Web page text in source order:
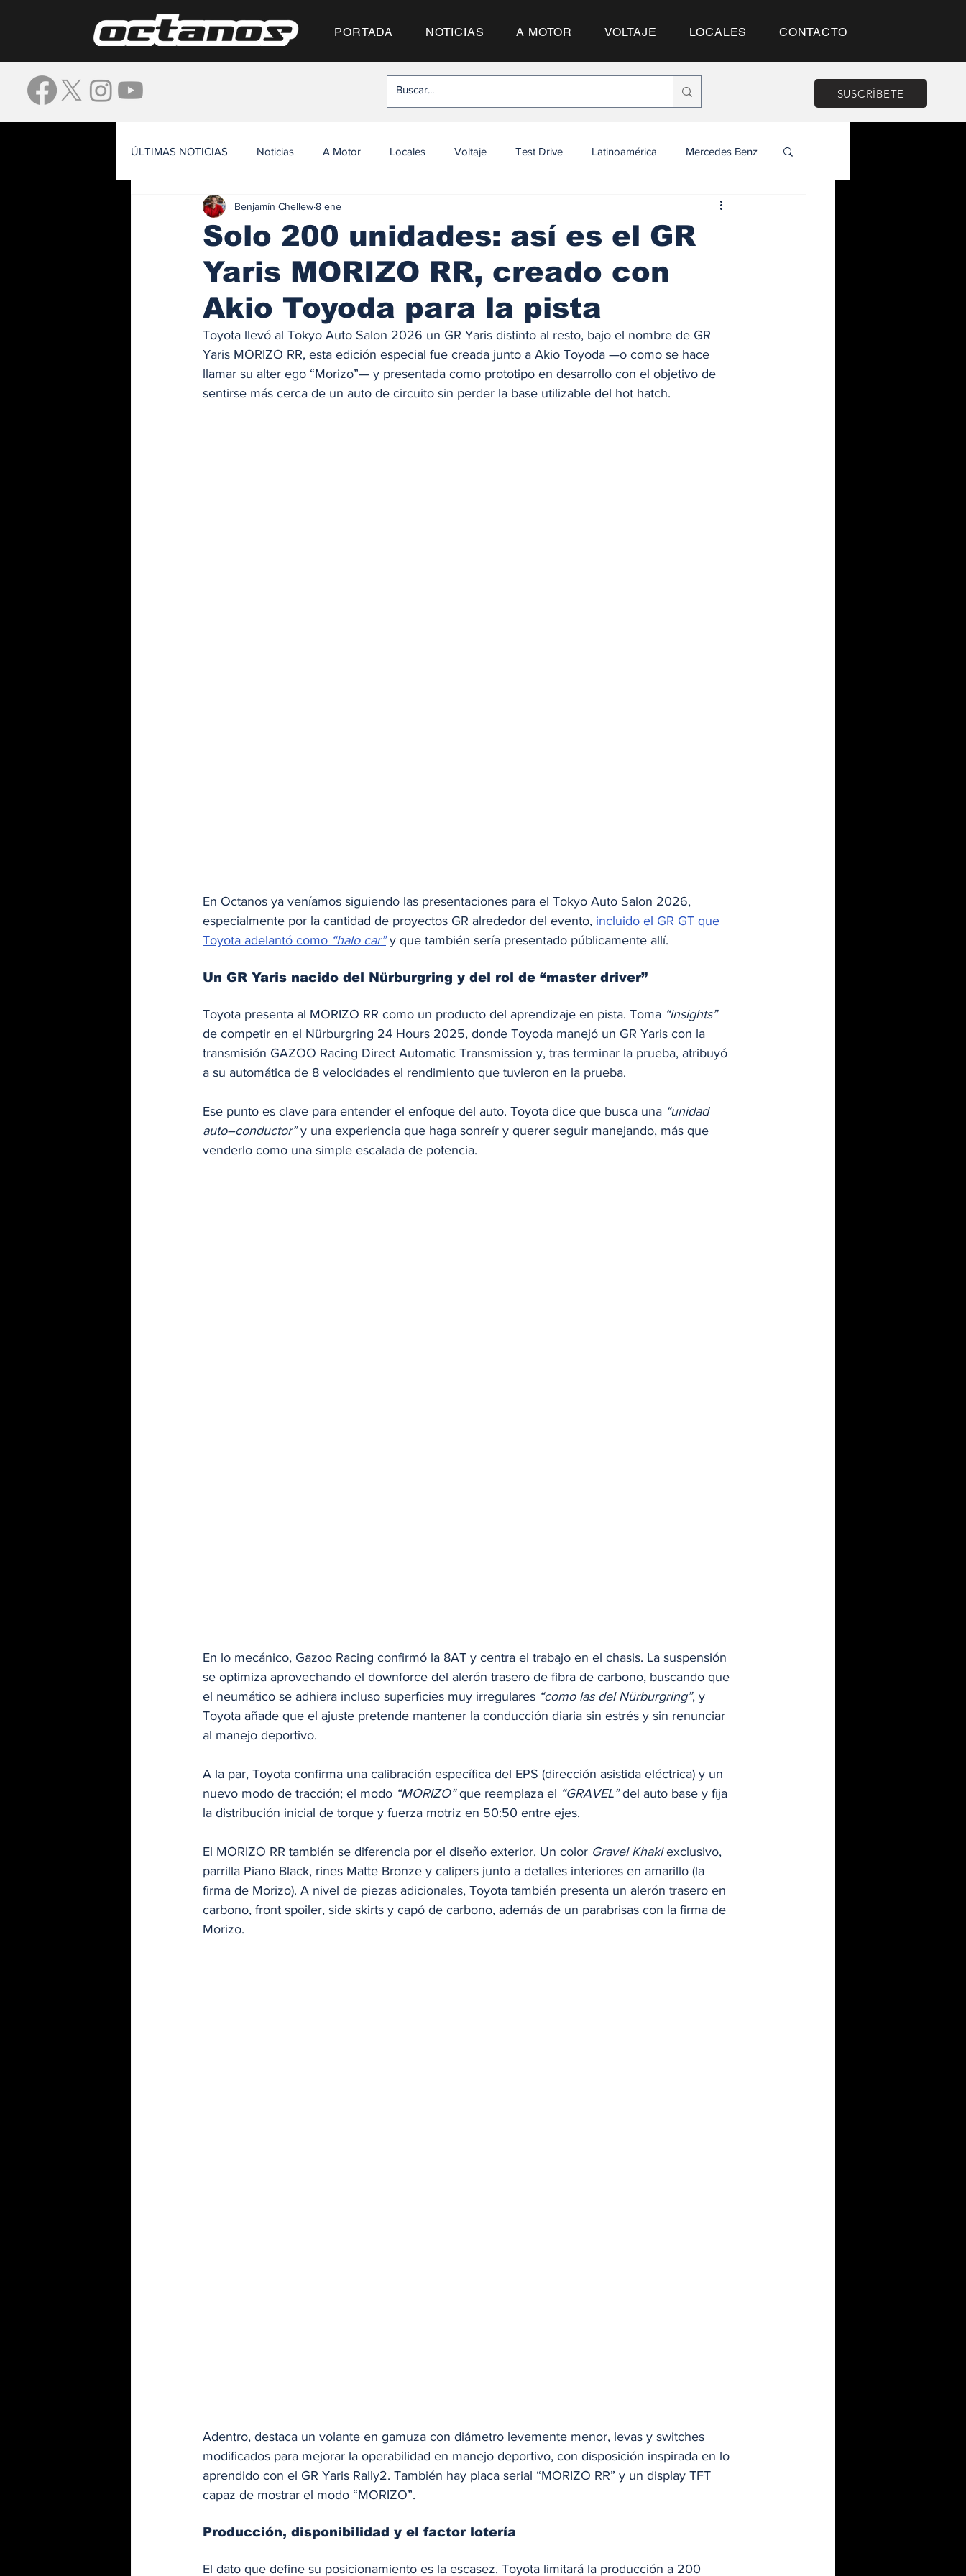
PORTADA NOTICIAS A MOTOR VOLTAJE LOCALES CONTACTO
SUSCRÍBETE
ÚLTIMAS NOTICIAS Noticias A Motor Locales Voltaje Test Drive Latinoamérica Mercedes Benz
Solo 200 unidades: así es el GR
Yaris MORIZO RR, creado con
Akio Toyoda para la pista
Benjamín Chellew8 ene
Toyota llevó al Tokyo Auto Salon 2026 un GR Yaris distinto al resto, bajo el nombre de GR
Yaris MORIZO RR, esta edición especial fue creada junto a Akio Toyoda —o como se hace
llamar su alter ego “Morizo”— y presentada como prototipo en desarrollo con el objetivo de
sentirse más cerca de un auto de circuito sin perder la base utilizable del hot hatch.
En Octanos ya veníamos siguiendo las presentaciones para el Tokyo Auto Salon 2026,
especialmente por la cantidad de proyectos GR alrededor del evento, incluido el GR GT que
Toyota adelantó como “halo car” y que también sería presentado públicamente allí.
Un GR Yaris nacido del Nürburgring y del rol de “master driver”
Toyota presenta al MORIZO RR como un producto del aprendizaje en pista. Toma “insights”
de competir en el Nürburgring 24 Hours 2025, donde Toyoda manejó un GR Yaris con la
transmisión GAZOO Racing Direct Automatic Transmission y, tras terminar la prueba, atribuyó
a su automática de 8 velocidades el rendimiento que tuvieron en la prueba.
Ese punto es clave para entender el enfoque del auto. Toyota dice que busca una “unidad
auto–conductor” y una experiencia que haga sonreír y querer seguir manejando, más que
venderlo como una simple escalada de potencia.
En lo mecánico, Gazoo Racing confirmó la 8AT y centra el trabajo en el chasis. La suspensión
se optimiza aprovechando el downforce del alerón trasero de fibra de carbono, buscando que
el neumático se adhiera incluso superficies muy irregulares “como las del Nürburgring”, y
Toyota añade que el ajuste pretende mantener la conducción diaria sin estrés y sin renunciar
al manejo deportivo.
A la par, Toyota confirma una calibración específica del EPS (dirección asistida eléctrica) y un
nuevo modo de tracción; el modo “MORIZO” que reemplaza el “GRAVEL” del auto base y fija
la distribución inicial de torque y fuerza motriz en 50:50 entre ejes.
El MORIZO RR también se diferencia por el diseño exterior. Un color Gravel Khaki exclusivo,
parrilla Piano Black, rines Matte Bronze y calipers junto a detalles interiores en amarillo (la
firma de Morizo). A nivel de piezas adicionales, Toyota también presenta un alerón trasero en
carbono, front spoiler, side skirts y capó de carbono, además de un parabrisas con la firma de
Morizo.
Adentro, destaca un volante en gamuza con diámetro levemente menor, levas y switches
modificados para mejorar la operabilidad en manejo deportivo, con disposición inspirada en lo
aprendido con el GR Yaris Rally2. También hay placa serial “MORIZO RR” y un display TFT
capaz de mostrar el modo “MORIZO”.
Producción, disponibilidad y el factor lotería
El dato que define su posicionamiento es la escasez. Toyota limitará la producción a 200